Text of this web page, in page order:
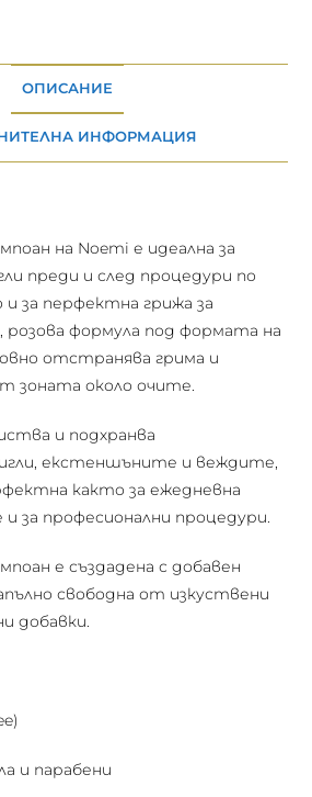
ОПИСАНИЕ
ИНФОРМАЦИЯ
на Noemi е идеална за
преди и след процедури по
и за перфектна грижа за
формула под формата на
отстранява грима и
зоната около очите.
и подхранва
екстеншъните и веждите,
както за ежедневна
за професионални процедури.
е създадена с добавен
свободна от изкуствени
добавки.
и парабени